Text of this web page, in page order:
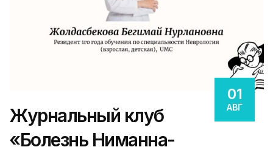
01
АВГ
Журнальный клуб
«Болезнь Ниманна-